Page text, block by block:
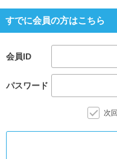
すでに会員の方はこちら
会員ID
パスワード
次